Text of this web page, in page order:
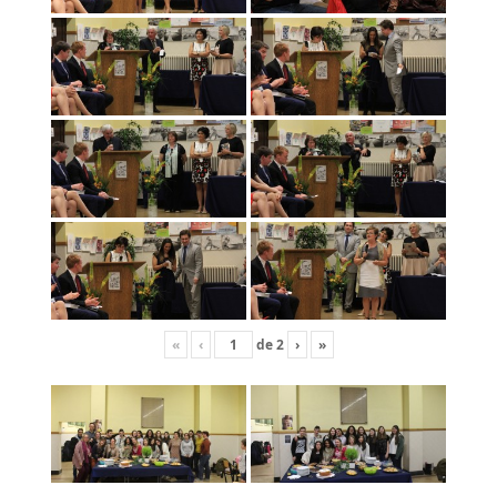
« ‹ de2 › »